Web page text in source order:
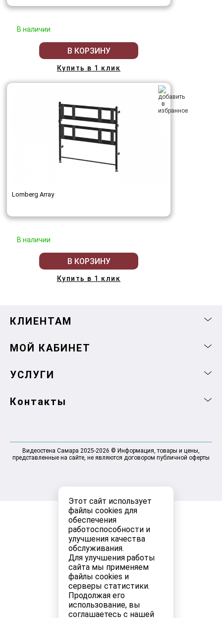
Этот сайт использует
файлы cookies для
обеспечения
работоспособности и
улучшения качества
обслуживания.
Для улучшения работы
сайта мы применяем
файлы cookies и
серверы статистики.
Продолжая его
использование, вы
соглашаетесь с нашей
В наличии
В КОРЗИНУ
Купить в 1 клик
Lomberg Array
В наличии
В КОРЗИНУ
Купить в 1 клик
КЛИЕНТАМ
МОЙ КАБИНЕТ
УСЛУГИ
Контакты
Видеостена Самара 2025-2026 © Информация, товары и цены,
представленные на сайте, не являются договором публичной оферты